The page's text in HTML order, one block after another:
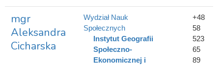
mgr
Aleksandra
Cicharska
+48
58
523
65
89
Wydział Nauk
Społecznych
Instytut Geografii
Społeczno-
Ekonomicznej i